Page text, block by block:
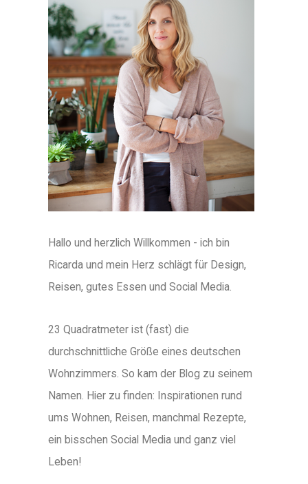
Hallo und herzlich Willkommen - ich bin
Ricarda und mein Herz schlägt für Design,
Reisen, gutes Essen und Social Media.
23 Quadratmeter ist (fast) die
durchschnittliche Größe eines deutschen
Wohnzimmers. So kam der Blog zu seinem
Namen. Hier zu finden: Inspirationen rund
ums Wohnen, Reisen, manchmal Rezepte,
ein bisschen Social Media und ganz viel
Leben!